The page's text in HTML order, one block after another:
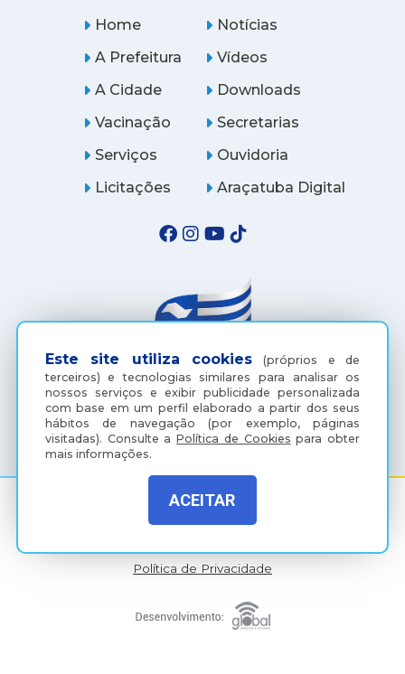
Este site utiliza cookies (próprios e de
terceiros) e tecnologias similares para analisar os
nossos serviços e exibir publicidade personalizada
com base em um perfil elaborado a partir dos seus
hábitos de navegação (por exemplo, páginas
visitadas). Consulte aPolítica de Cookies para obter
mais informações.
ACEITAR
Home
A Prefeitura
A Cidade
Notícias
Vídeos
Downloads
Vacinação
Serviços
Licitações
Secretarias
Ouvidoria
Araçatuba Digital
(18) 3607-6500
Política de Privacidade